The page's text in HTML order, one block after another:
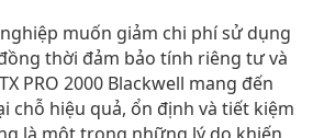
muốn giảm chi phí sử dụng
thời đảm bảo tính riêng tư và
PRO 2000 Blackwell mang đến
chỗ hiệu quả, ổn định và tiết kiệm